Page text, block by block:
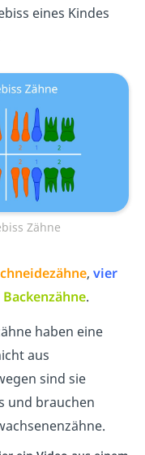
eines Kindes
Zähne
, vier
Backenzähne.
haben eine
aus
sind sie
und brauchen